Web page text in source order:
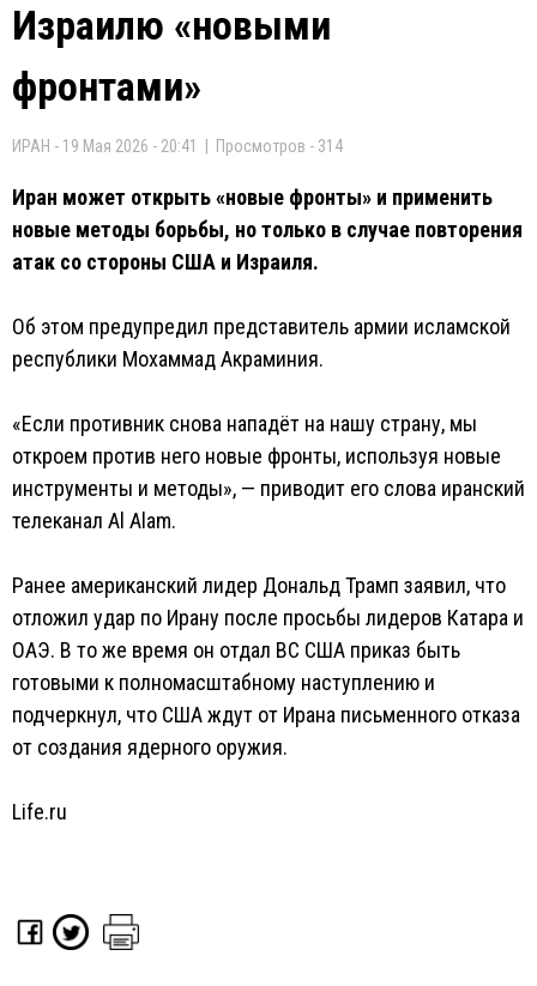
Израилю «новыми
фронтами»
ИРАН - 19 Мая 2026 - 20:41 | Просмотров - 314
Иран может открыть «новые фронты» и применить
новые методы борьбы, но только в случае повторения
атак со стороны США и Израиля.
Об этом предупредил представитель армии исламской
республики Мохаммад Акраминия.
«Если противник снова нападёт на нашу страну, мы
откроем против него новые фронты, используя новые
инструменты и методы», — приводит его слова иранский
телеканал Al Alam.
Ранее американский лидер Дональд Трамп заявил, что
отложил удар по Ирану после просьбы лидеров Катара и
ОАЭ. В то же время он отдал ВС США приказ быть
готовыми к полномасштабному наступлению и
подчеркнул, что США ждут от Ирана письменного отказа
от создания ядерного оружия.
Life.ru